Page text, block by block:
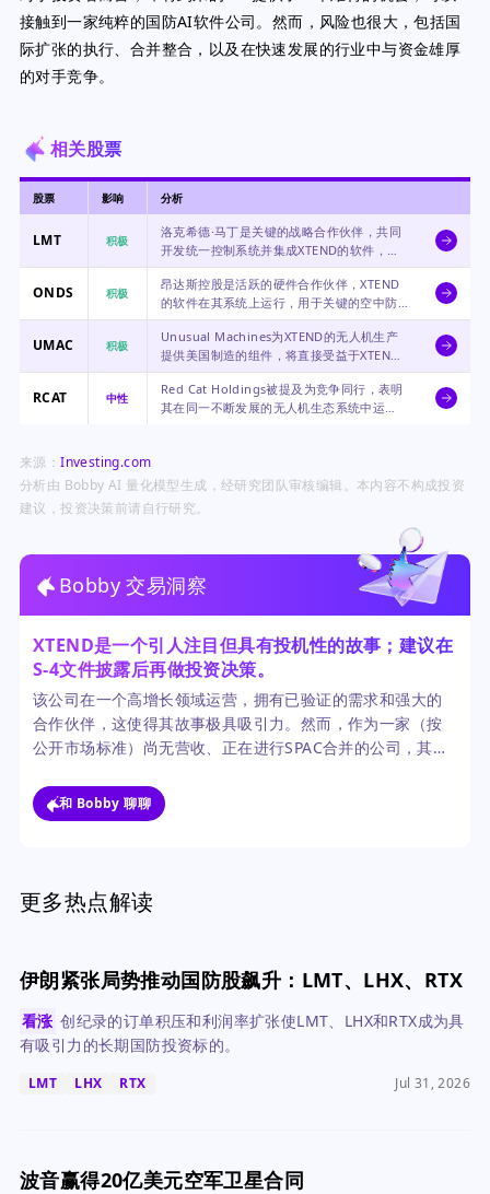
接触到一家纯粹的国防AI软件公司。然而，风险也很大，包括国
际扩张的执行、合并整合，以及在快速发展的行业中与资金雄厚
的对手竞争。
相关股票
股票 影响 分析
LMT 积极
洛克希德·马丁是关键的战略合作伙伴，共同
开发统一控制系统并集成XTEND的软件，这
可能增强洛克希德在自主系统市场的产品供
应。
ONDS 积极
昂达斯控股是活跃的硬件合作伙伴，XTEND
的软件在其系统上运行，用于关键的空中防
御应用，使其定位在一个高需求的利基市
场。
UMAC 积极
Unusual Machines为XTEND的无人机生产
提供美国制造的组件，将直接受益于XTEND
制造规模的扩大和合同赢取。
RCAT 中性
Red Cat Holdings被提及为竞争同行，表明
其在同一不断发展的无人机生态系统中运
来源：Investing.com
分析由 Bobby AI 量化模型生成，经研究团队审核编辑。本内容不构成投资
建议，投资决策前请自行研究。
Bobby 交易洞察
XTEND是一个引人注目但具有投机性的故事；建议在
S-4文件披露后再做投资决策。
该公司在一个高增长领域运营，拥有已验证的需求和强大的
合作伙伴，这使得其故事极具吸引力。然而，作为一家（按
公开市场标准）尚无营收、正在进行SPAC合并的公司，其执
披露之前，不建议投资。
和 Bobby 聊聊
更多热点解读
伊朗紧张局势推动国防股飙升：LMT、LHX、RTX
看涨 创纪录的订单积压和利润率扩张使LMT、LHX和RTX成为具
有吸引力的长期国防投资标的。
LMT LHX RTX Jul 31, 2026
波音赢得20亿美元空军卫星合同